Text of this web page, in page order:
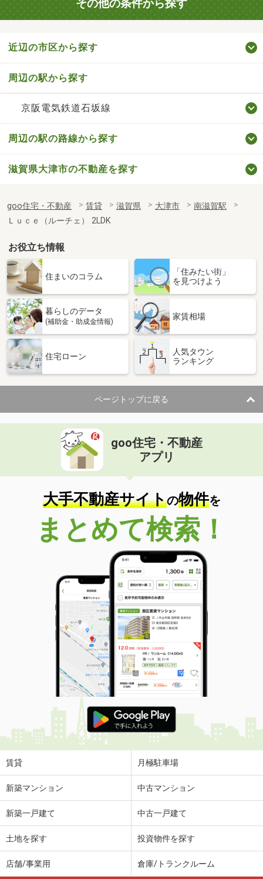
その他の条件から探す
近辺の市区から探す
周辺の駅から探す
京阪電気鉄道石坂線
周辺の駅の路線から探す
滋賀県大津市の不動産を探す
goo住宅・不動産 賃貸 滋賀県 大津市
南滋賀駅
Ｌｕｃｅ（ルーチェ） 2LDK
お役立ち情報
住まいのコラム
「住みたい街」
を見つけよう
暮らしのデータ
(補助金・助成金情報)
家賃相場
住宅ローン
人気タウン
ランキング
ページトップに戻る
goo住宅・不動産
アプリ
大手不動産サイトの物件を
まとめて検索！
賃貸 月極駐車場
新築マンション 中古マンション
新築一戸建て 中古一戸建て
土地を探す 投資物件を探す
店舗/事業用 倉庫/トランクルーム